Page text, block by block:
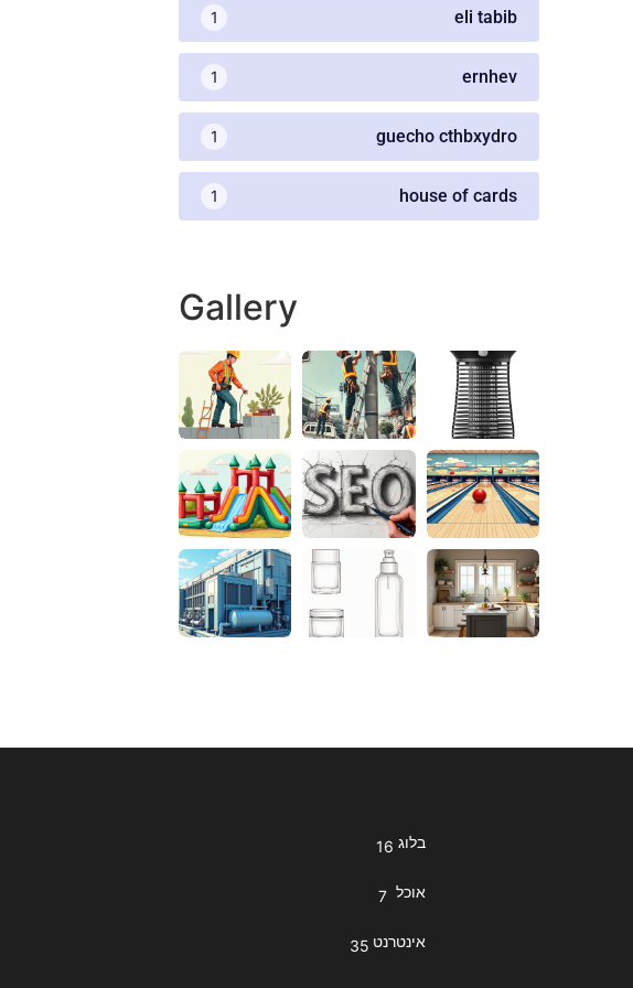
eli tabib
1
ernhev
1
guecho cthbxydro
1
house of cards
1
Gallery
בלוג 16
אוכל 7
אינטרנט 35